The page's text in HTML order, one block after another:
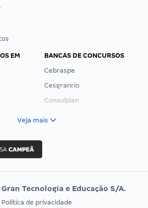
EM
BANCAS DE CONCURSOS
Cebraspe
Cesgranrio
Consulplan
Vunesp
Veja mais
Tecnologia e Educação S/A.
Política de privacidade